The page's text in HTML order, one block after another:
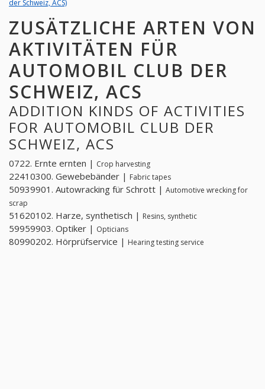
der Schweiz, ACS)
ZUSÄTZLICHE ARTEN VON
AKTIVITÄTEN FÜR
AUTOMOBIL CLUB DER
SCHWEIZ, ACS
ADDITION KINDS OF ACTIVITIES
FOR AUTOMOBIL CLUB DER
SCHWEIZ, ACS
0722. Ernte ernten | Crop harvesting
22410300. Gewebebänder | Fabric tapes
50939901. Autowracking für Schrott | Automotive wrecking for
scrap
51620102. Harze, synthetisch | Resins, synthetic
59959903. Optiker | Opticians
80990202. Hörprüfservice | Hearing testing service